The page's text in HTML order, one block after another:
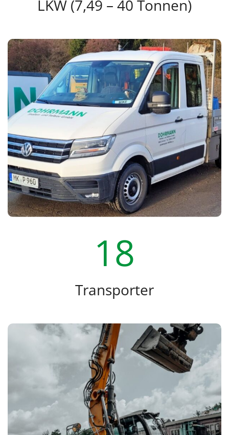
LKW (7,49 – 40 Tonnen)
18
Transporter